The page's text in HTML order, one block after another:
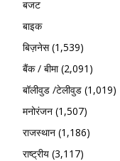
बजट
बाइक
बिज़नेस(1,539)
बैंक / बीमा(2,091)
बॉलीवुड /टेलीवुड (1,019)
मनोरंजन (1,507)
राजस्थान (1,186)
राष्ट्रीय (3,117)